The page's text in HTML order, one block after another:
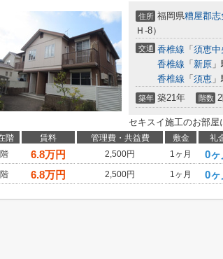
住所 福岡県糟屋郡志
Ｈ-8）
交通 香椎線 「 須恵中
香椎線 「 新原
香椎線 「 須恵
築年 築21年 階数
セキスイ施工のお部屋
階 賃料 管理費・共益費 敷金 礼
6.8万円 2,500円 1ヶ月 0ヶ
6.8万円 2,500円 1ヶ月 0ヶ